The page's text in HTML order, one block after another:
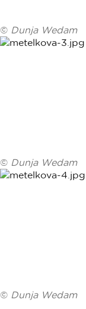
© Dunja Wedam
© Dunja Wedam
© Dunja Wedam